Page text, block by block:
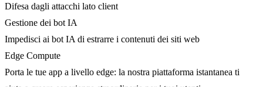
Difesa dagli attacchi lato client
Gestione dei bot IA
Impedisci ai bot IA di estrarre i contenuti dei siti web
Edge Compute
Porta le tue app a livello edge: la nostra piattaforma istantanea ti